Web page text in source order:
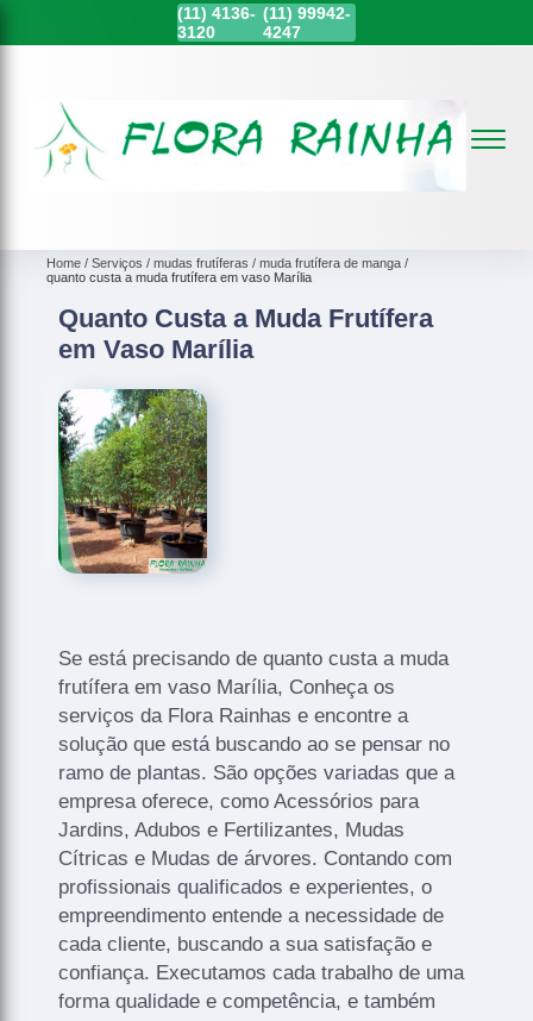
(11) 4136-
3120
(11)99942-
4247
Home Serviços mudas frutíferas
muda frutífera de manga
quanto custa a muda frutífera em vaso Marília
Quanto Custa a Muda Frutífera
em Vaso Marília
Se está precisando de quanto custa a muda
frutífera em vaso Marília, Conheça os
serviços da Flora Rainhas e encontre a
solução que está buscando ao se pensar no
ramo de plantas. São opções variadas que a
empresa oferece, como Acessórios para
Jardins, Adubos e Fertilizantes, Mudas
Cítricas e Mudas de árvores. Contando com
profissionais qualificados e experientes, o
empreendimento entende a necessidade de
cada cliente, buscando a sua satisfação e
confiança. Executamos cada trabalho de uma
forma qualidade e competência, e também